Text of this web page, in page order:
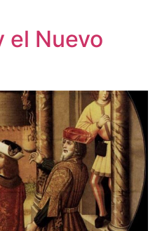
el Nuevo